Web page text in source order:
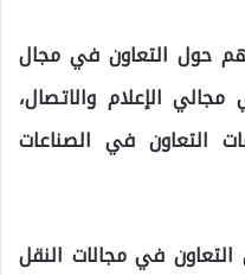
حول التعاون في مجال
الإعلام والاتصال،
التعاون في الصناعات
في مجالات النقل